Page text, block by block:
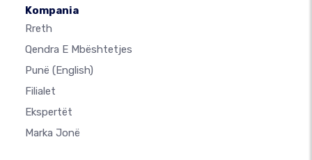
Kompania
Rreth
Qendra E Mbështetjes
Punë (English)
Filialet
Ekspertët
Marka Jonë